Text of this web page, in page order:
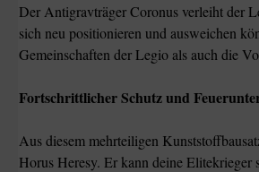
Der Antigravträger Coronus verleiht der
sich neu positionieren und ausweichen
Gemeinschaften der Legio als auch die
Fortschrittlicher Schutz und
Aus diesem mehrteiligen
Horus Heresy. Er kann deine